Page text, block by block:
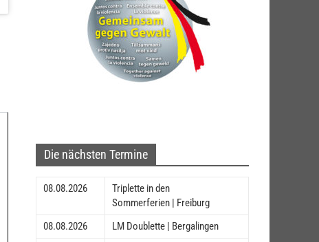
Die nächsten Termine
08.08.2026
Triplette in den
Sommerferien | Freiburg
08.08.2026
LM Doublette | Bergalingen